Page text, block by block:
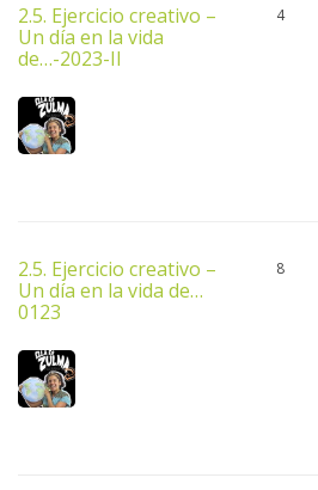
2.5. Ejercicio creativo –
Un día en la vida
de…-2023-II
4
2.5. Ejercicio creativo –
Un día en la vida de…
0123
8